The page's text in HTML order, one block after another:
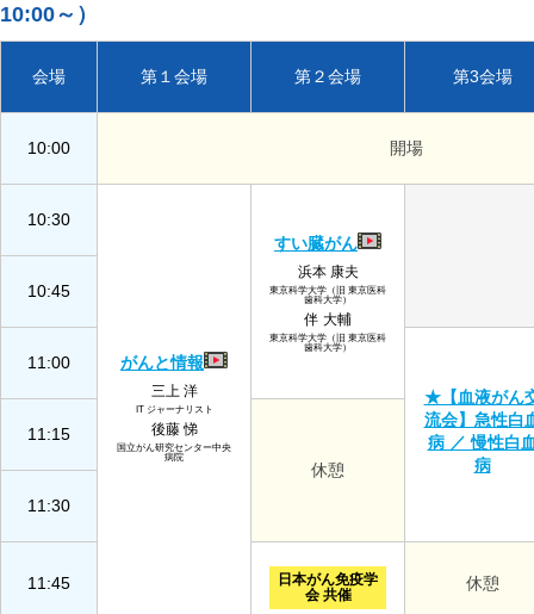
10:00～）
会場 第１会場 第２会場 第3会場
10:00 開場
10:30
がんと情報
三上 洋
IT ジャーナリスト
後藤 悌
国立がん研究センター中央
病院
すい臓がん
浜本 康夫
東京科学大学（旧 東京医科
歯科大学）
伴 大輔
東京科学大学（旧 東京医科
歯科大学）
10:45
11:00
★【血液がん
流会】急性白
病 ／ 慢性白
病
11:15
休憩
11:30
11:45
日本がん免疫学
会 共催
休憩